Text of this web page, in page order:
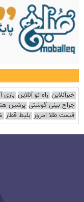
خبرآنلاین راه نو آنلاین بازی
جراح بینی گوشتی پرشین
قیمت طلا امروز بلیط قطار